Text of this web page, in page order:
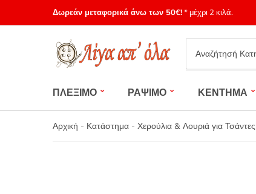
Δωρεάν μεταφορικά άνω των 50€!* μέχρι 2 κιλά.
Category
name
ΠΛΕΞΙΜΟ ΡΑΨΙΜΟ ΚΕΝΤΗΜΑ
Αρχική - Κατάστημα - Χερούλια & Λουριά για Τσάντες